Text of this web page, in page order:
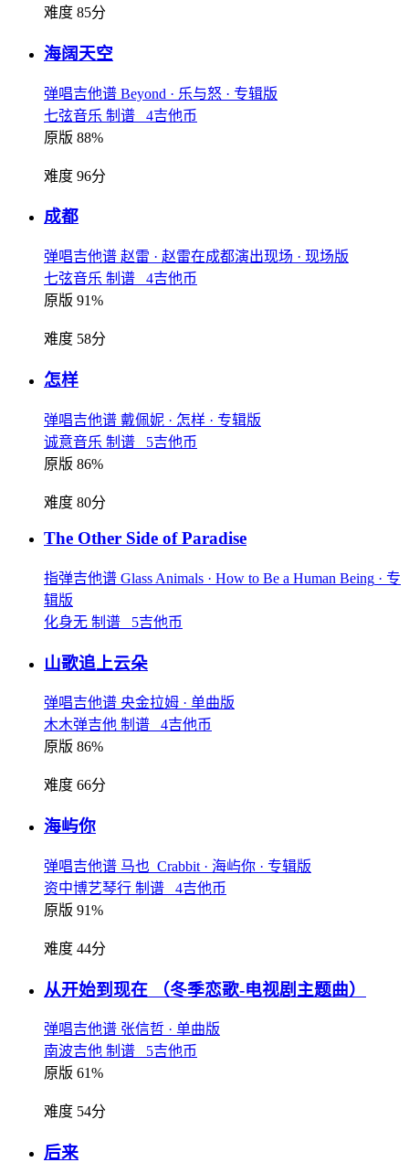
难度 85分
海阔天空
弹唱吉他谱 Beyond · 乐与怒 · 专辑版
七弦音乐 制谱 4吉他币
原版 88%
难度 96分
成都
弹唱吉他谱 赵雷 · 赵雷在成都演出现场 · 现场版
七弦音乐 制谱 4吉他币
原版 91%
难度 58分
怎样
弹唱吉他谱 戴佩妮 · 怎样 · 专辑版
诚意音乐 制谱 5吉他币
原版 86%
难度 80分
The Other Side of Paradise
指弹吉他谱 Glass Animals · How to Be a Human Being · 专
辑版
化身无 制谱 5吉他币
山歌追上云朵
弹唱吉他谱 央金拉姆 · 单曲版
木木弹吉他 制谱 4吉他币
原版 86%
难度 66分
海屿你
弹唱吉他谱 马也_Crabbit · 海屿你 · 专辑版
资中博艺琴行 制谱 4吉他币
原版 91%
难度 44分
从开始到现在 （冬季恋歌-电视剧主题曲）
弹唱吉他谱 张信哲 · 单曲版
南波吉他 制谱 5吉他币
原版 61%
难度 54分
后来